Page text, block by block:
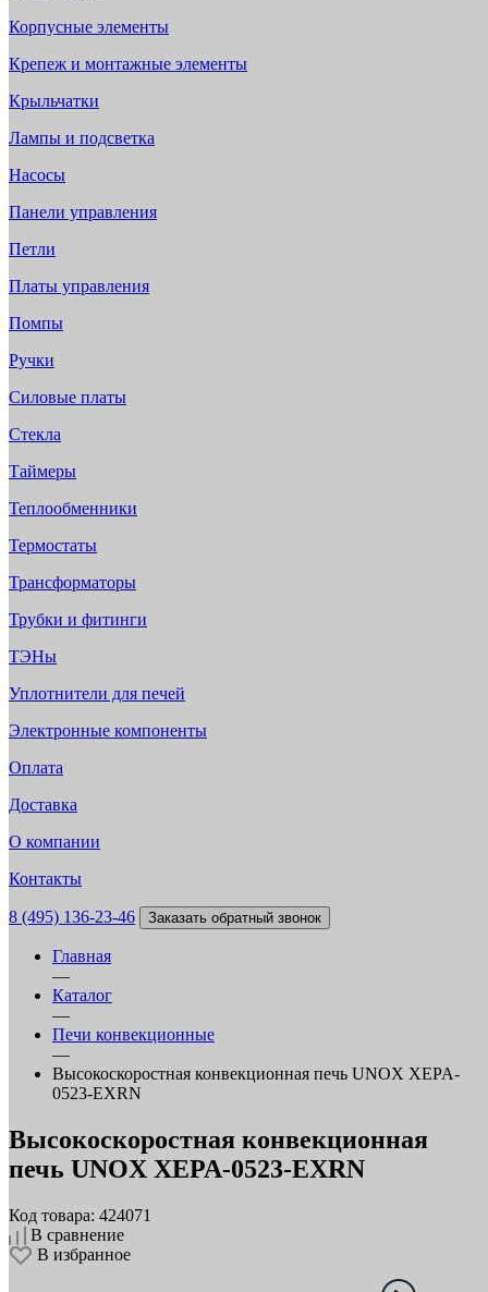
Корпусные элементы
Крепеж и монтажные элементы
Крыльчатки
Лампы и подсветка
Насосы
Панели управления
Петли
Платы управления
Помпы
Ручки
Силовые платы
Стекла
Таймеры
Теплообменники
Термостаты
Трансформаторы
Трубки и фитинги
ТЭНы
Уплотнители для печей
Электронные компоненты
Оплата
Доставка
О компании
Контакты
8 (495) 136-23-46 Заказать обратный звонок
Главная
—
Каталог
—
Печи конвекционные
—
Высокоскоростная конвекционная печь UNOX XEPA-
0523-EXRN
Высокоскоростная конвекционная
печь UNOX XEPA-0523-EXRN
Код товара: 424071
В сравнение
В избранное